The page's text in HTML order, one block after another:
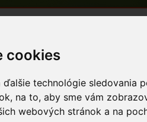
cookies
technológie sledovania
na to, aby sme vám
webových stránok a na
dáta